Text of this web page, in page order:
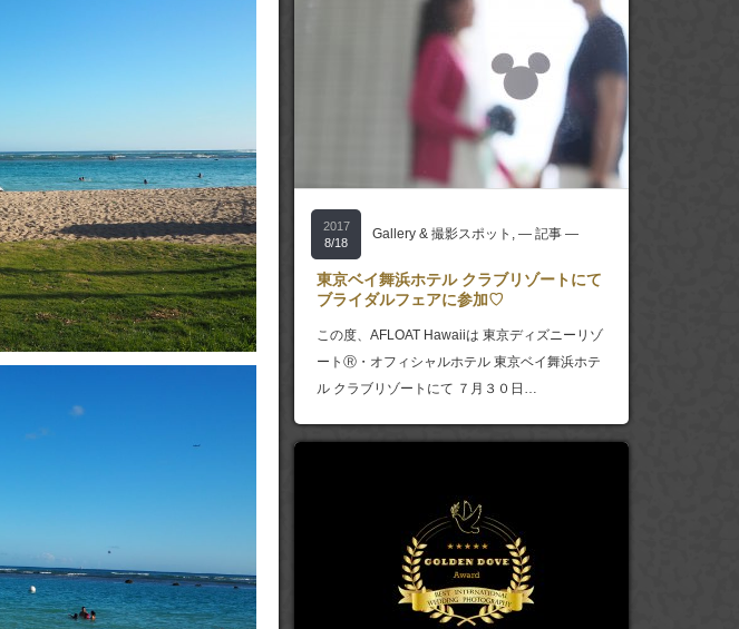
2017
8/18
Gallery & 撮影スポット , ― 記事 ―
東京ベイ舞浜ホテル クラブリゾートにて
ブライダルフェアに参加♡
この度、AFLOAT Hawaiiは 東京ディズニーリゾ
ートⓇ・オフィシャルホテル 東京ベイ舞浜ホテ
ル クラブリゾートにて ７月３０日…